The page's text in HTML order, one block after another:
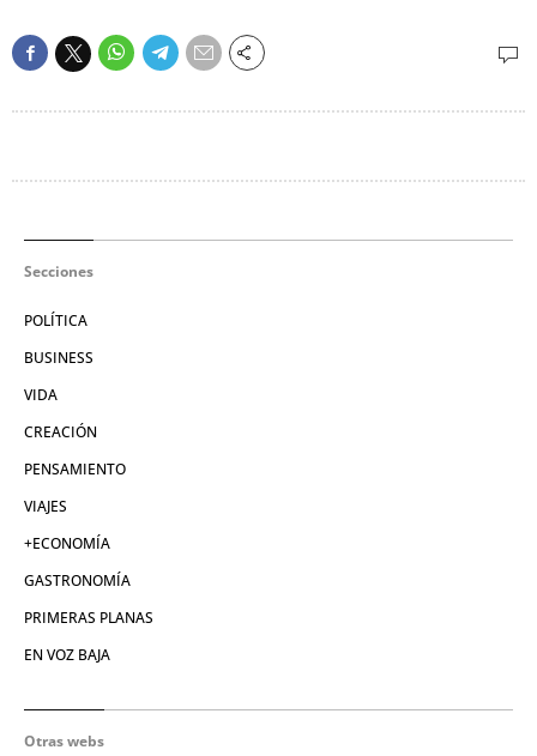
Secciones
POLÍTICA
BUSINESS
VIDA
CREACIÓN
PENSAMIENTO
VIAJES
+ECONOMÍA
GASTRONOMÍA
PRIMERAS PLANAS
EN VOZ BAJA
Otras webs